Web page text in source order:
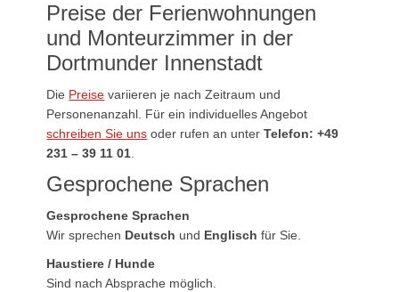
Preise der Ferienwohnungen
und Monteurzimmer in der
Dortmunder Innenstadt
Die Preise variieren je nach Zeitraum und
Personenanzahl. Für ein individuelles Angebot
schreiben Sie uns oder rufen an unterTelefon: +49
231 – 39 11 01.
Gesprochene Sprachen
Gesprochene Sprachen
Wir sprechen Deutsch und Englisch für Sie.
Haustiere / Hunde
Sind nach Absprache möglich.